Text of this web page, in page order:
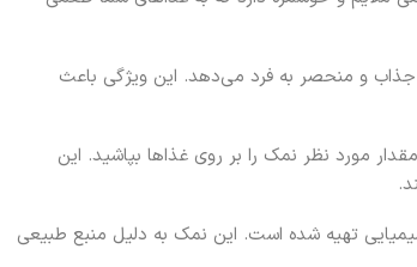
و منحصر به فرد می‌دهد. این ویژگی باعث
مورد نظر نمک را بر روی غذاها بپاشید. این
تهیه شده است. این نمک به دلیل منبع طبیعی